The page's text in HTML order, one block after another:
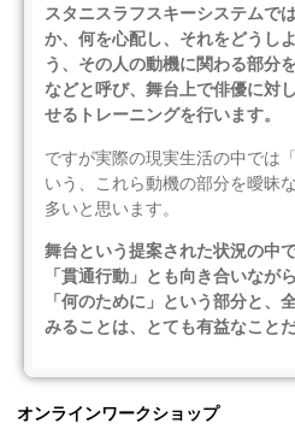
スタニスラフスキーシステムで
か、何を心配し、それをどうし
う、その人の動機に関わる部分
などと呼び、舞台上で俳優に対
せるトレーニングを行います。
ですが実際の現実生活の中では
いう、これら動機の部分を曖昧
多いと思います。
舞台という提案された状況の中
「貫通行動」とも向き合いなが
「何のために」という部分と、
みることは、とても有益なこと
オンラインワークショップ